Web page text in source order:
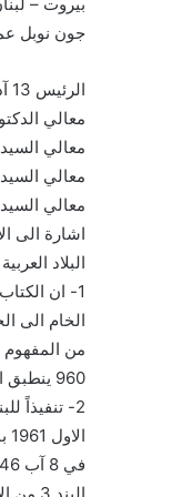
جون نوبل
الرئيس 13 آذار 1962
معالي
معالي
معالي
معالي
اشارة الى الاتفاق المتمم
البلاد
1- ان الكتاب الموجه من الشركة الى دولة رئيس وزراء المملكة الاردنية الهاشمية بتاريخ 31 آذار 1960 بشأن مبيعات الزيت
الخام الى
من المفهوم ان حق
960 ينطبق ايضاً على المدفوعات المترتبة بمقتضى الاتفاق المتمم المؤرخ بتاريخ هذا الكتاب.
2- تنفيذاً للبنود 2،3، 8 من الاتفاق المتمم توافق الشركة على ان تدفع عن المدة من 1 تشرين الثاني 1961 لغاية 31 كانون
الاول 1961 بما فيها التاريخان المذكوران بالاضافة الى الدفعة المتبقى دفعها وفقاً للمادة الرابعة من الاتفاقية المؤرخة
في 8 آب 1946 كما هي معدلة بالبند 3 من كتاب الشركة الى الحكومة المؤرخ في 8 تموز 1950، مبلغاً يحسب بمقتضى احكام